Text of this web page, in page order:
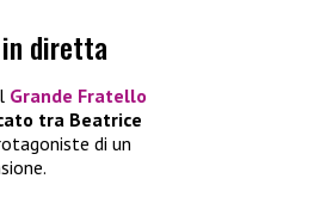
diretta
Grande Fratello
tra Beatrice
di un